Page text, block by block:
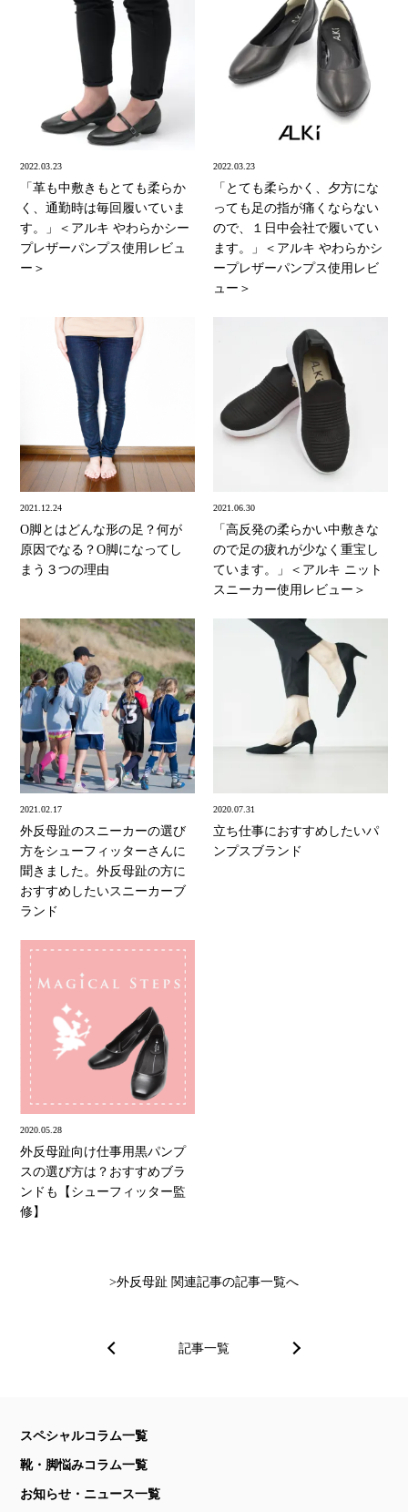
2022.03.23
「革も中敷きもとても柔らか
く、通勤時は毎回履いていま
す。」＜アルキ やわらかシー
プレザーパンプス使用レビュ
ー＞
2022.03.23
「とても柔らかく、夕方にな
っても足の指が痛くならない
ので、１日中会社で履いてい
ます。」＜アルキ やわらかシ
ープレザーパンプス使用レビ
ュー＞
2021.12.24
O脚とはどんな形の足？何が
原因でなる？O脚になってし
まう３つの理由
2021.06.30
「高反発の柔らかい中敷きな
ので足の疲れが少なく重宝し
ています。」＜アルキ ニット
スニーカー使用レビュー＞
2021.02.17
外反母趾のスニーカーの選び
方をシューフィッターさんに
聞きました。外反母趾の方に
おすすめしたいスニーカーブ
ランド
2020.07.31
立ち仕事におすすめしたいパ
ンプスブランド
2020.05.28
外反母趾向け仕事用黒パンプ
スの選び方は？おすすめブラ
ンドも【シューフィッター監
修】
外反母趾 関連記事の記事一覧へ
記事一覧
スペシャルコラム一覧
靴・脚悩みコラム一覧
お知らせ・ニュース一覧